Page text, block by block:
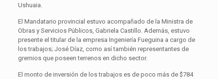
Ushuaia.
El Mandatario provincial estuvo acompañado de la Ministra de
Obras y Servicios Públicos, Gabriela Castillo. Además, estuvo
presente el titular de la empresa Ingeniería Fueguina a cargo de
los trabajos; José Díaz, como así también representantes de
gremios que poseen terrenos en dicho sector.
El monto de inversión de los trabajos es de poco más de $784